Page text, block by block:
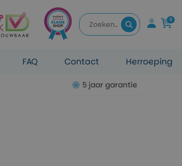
0
FAQ Contact Herroeping
5 jaar garantie